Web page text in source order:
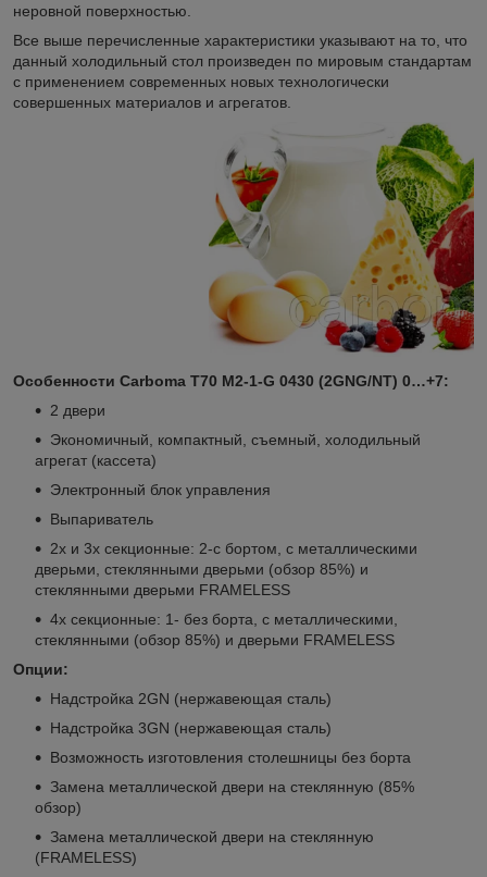
неровной поверхностью.
Все выше перечисленные характеристики указывают на то, что
данный холодильный стол произведен по мировым стандартам
с применением современных новых технологически
совершенных материалов и агрегатов.
Особенности Carboma T70 M2-1-G 0430 (2GNG/NT) 0…+7:
2 двери
Экономичный, компактный, съемный, холодильный
агрегат (кассета)
Электронный блок управления
Выпариватель
2х и 3х секционные: 2-с бортом, с металлическими
дверьми, стеклянными дверьми (обзор 85%) и
стеклянными дверьми FRAMELESS
4х секционные: 1- без борта, с металлическими,
стеклянными (обзор 85%) и дверьми FRAMELESS
Опции:
Надстройка 2GN (нержавеющая сталь)
Надстройка 3GN (нержавеющая сталь)
Возможность изготовления столешницы без борта
Замена металлической двери на стеклянную (85%
обзор)
Замена металлической двери на стеклянную
(FRAMELESS)